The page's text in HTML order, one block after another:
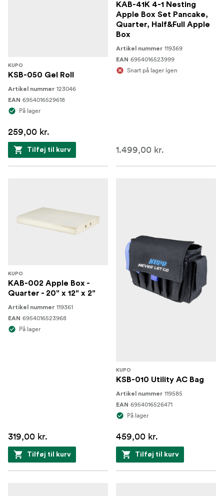
KUPO
KSB-050 Gel Roll
Artikel nummer 123046
EAN 6954016529618
På lager
259,00 kr.
Tilføj til kurv
KAB-41K 4-1 Nesting
Apple Box Set Pancake,
Quarter, Half&Full Apple
Box
Artikel nummer 119369
EAN 6954016523999
Snart på lager igen
1.499,00 kr.
KUPO
KAB-002 Apple Box -
Quarter - 20" x 12" x 2"
Artikel nummer 119361
EAN 6954016523968
På lager
319,00 kr.
Tilføj til kurv
KUPO
KSB-010 Utility AC Bag
Artikel nummer 119585
EAN 6954016526471
På lager
459,00 kr.
Tilføj til kurv